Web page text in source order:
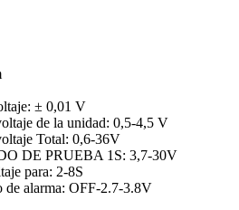
± 0,01 V
de la unidad: 0,5-4,5 V
Total: 0,6-36V
DE PRUEBA 1S: 3,7-30V
para: 2-8S
de alarma: OFF-2.7-3.8V